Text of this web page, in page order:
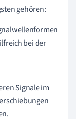
gehören:
bei der
Signale im